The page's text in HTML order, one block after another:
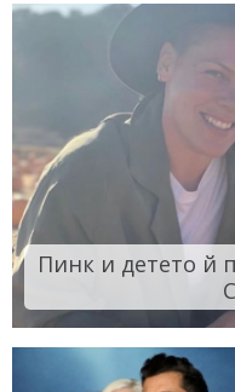
Пинк и детето й